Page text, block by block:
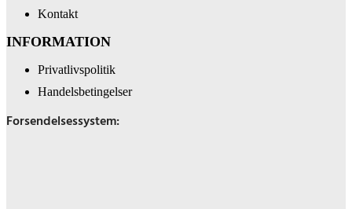
Kontakt
INFORMATION
Privatlivspolitik
Handelsbetingelser
Forsendelsessystem: